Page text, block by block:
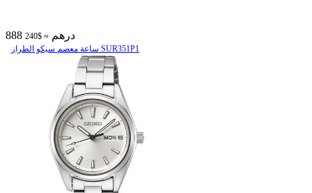
888 درهم ≈ $240
ساعة معصم سیکو الطراز SUR351P1